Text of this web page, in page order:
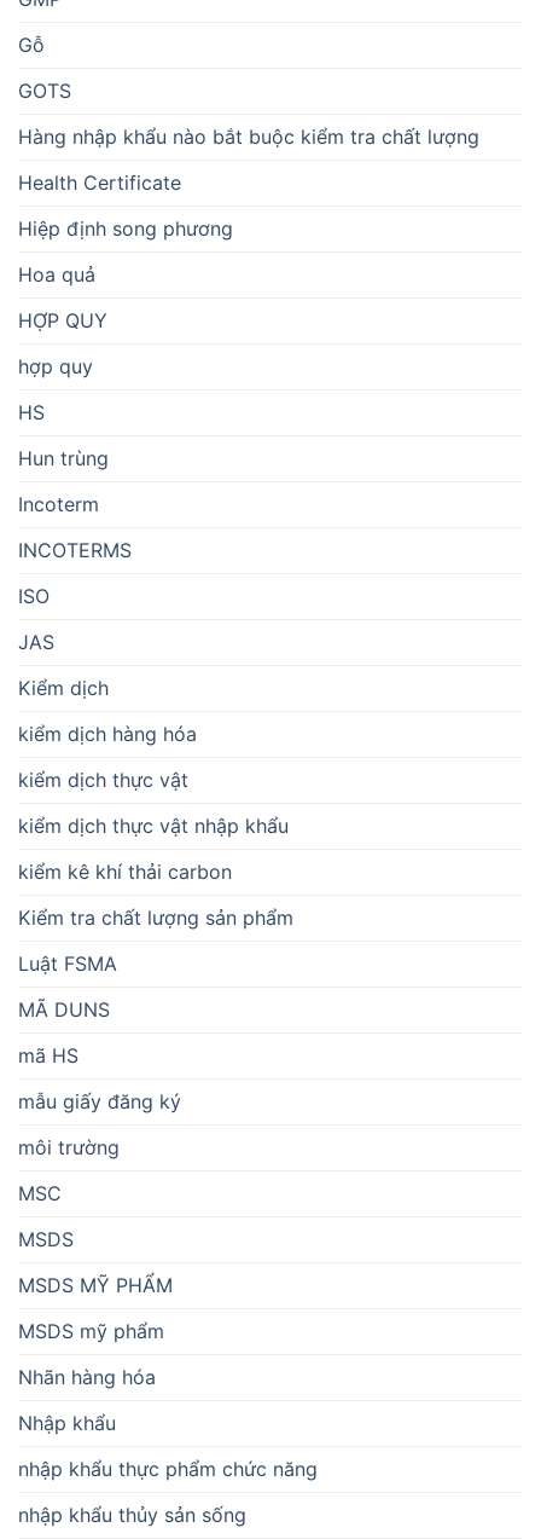
Gỗ
GOTS
Hàng nhập khẩu nào bắt buộc kiểm tra chất lượng
Health Certificate
Hiệp định song phương
Hoa quả
HỢP QUY
hợp quy
HS
Hun trùng
Incoterm
INCOTERMS
ISO
JAS
Kiểm dịch
kiểm dịch hàng hóa
kiểm dịch thực vật
kiểm dịch thực vật nhập khẩu
kiểm kê khí thải carbon
Kiểm tra chất lượng sản phẩm
Luật FSMA
MÃ DUNS
mã HS
mẫu giấy đăng ký
môi trường
MSC
MSDS
MSDS MỸ PHẨM
MSDS mỹ phẩm
Nhãn hàng hóa
Nhập khẩu
nhập khẩu thực phẩm chức năng
nhập khẩu thủy sản sống